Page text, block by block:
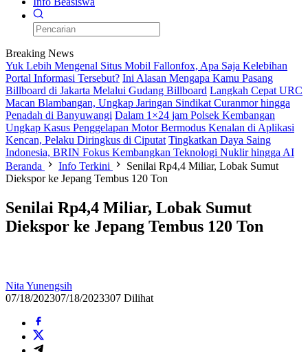
Breaking News
Yuk Lebih Mengenal Situs Mobil Fallonfox, Apa Saja Kelebihan
Portal Informasi Tersebut? Ini Alasan Mengapa Kamu Pasang
Billboard di Jakarta Melalui Gudang Billboard Langkah Cepat URC
Macan Blambangan, Ungkap Jaringan Sindikat Curanmor hingga
Penadah di Banyuwangi Dalam 1×24 jam Polsek Kembangan
Ungkap Kasus Penggelapan Motor Bermodus Kenalan di Aplikasi
Kencan, Pelaku Diringkus di Ciputat Tingkatkan Daya Saing
Indonesia, BRIN Fokus Kembangkan Teknologi Nuklir hingga AI
Beranda
Info Terkini
Senilai Rp4,4 Miliar, Lobak Sumut
Diekspor ke Jepang Tembus 120 Ton
Senilai Rp4,4 Miliar, Lobak Sumut
Diekspor ke Jepang Tembus 120 Ton
Nita Yunengsih
07/18/202307/18/2023307 Dilihat